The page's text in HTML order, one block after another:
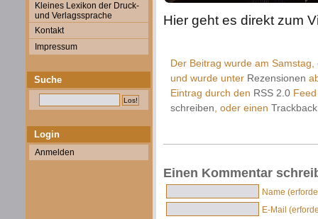
Kleines Lexikon der Druck-
und Verlagssprache
Kontakt
Impressum
Suche
Login
Anmelden
Hier geht es direkt zum
Der Beitrag wurde am
und wurde unter Rezensionen
Eintrag durch den RSS 2.0
schreiben , oder einen Trackback
Einen Kommentar
Name
E-Mail